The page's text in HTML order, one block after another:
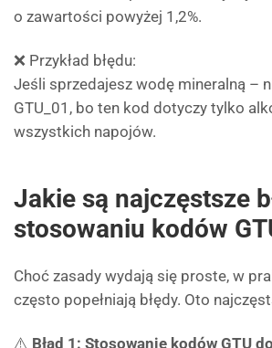
o zawartości powyżej 1,2%.
❌ Przykład błędu:
Jeśli sprzedajesz wodę mineralną –
GTU_01, bo ten kod dotyczy tylko
wszystkich napojów.
Jakie są najczęstsze
stosowaniu kodów
Choć zasady wydają się proste, w
często popełniają błędy. Oto
⚠️ Błąd 1: Stosowanie kodów GTU